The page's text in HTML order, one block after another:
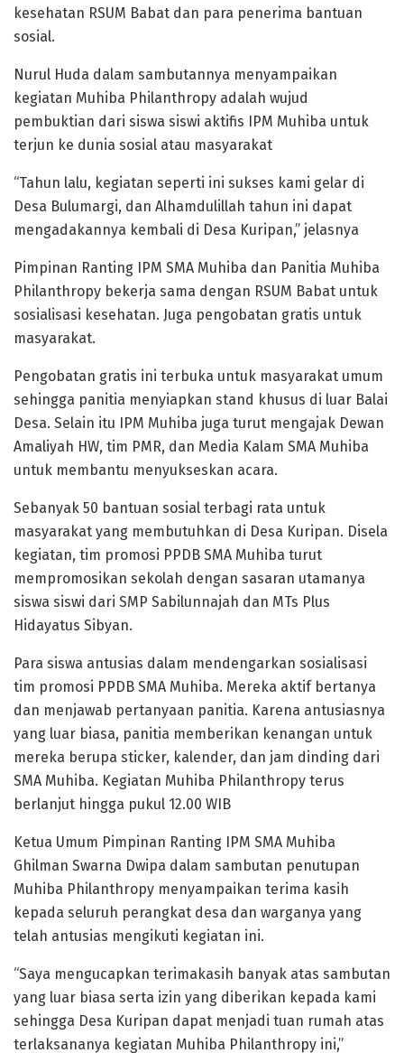
kesehatan RSUM Babat dan para penerima bantuan
sosial.
Nurul Huda dalam sambutannya menyampaikan
kegiatan Muhiba Philanthropy adalah wujud
pembuktian dari siswa siswi aktifis IPM Muhiba untuk
terjun ke dunia sosial atau masyarakat
“Tahun lalu, kegiatan seperti ini sukses kami gelar di
Desa Bulumargi, dan Alhamdulillah tahun ini dapat
mengadakannya kembali di Desa Kuripan,” jelasnya
Pimpinan Ranting IPM SMA Muhiba dan Panitia Muhiba
Philanthropy bekerja sama dengan RSUM Babat untuk
sosialisasi kesehatan. Juga pengobatan gratis untuk
masyarakat.
Pengobatan gratis ini terbuka untuk masyarakat umum
sehingga panitia menyiapkan stand khusus di luar Balai
Desa. Selain itu IPM Muhiba juga turut mengajak Dewan
Amaliyah HW, tim PMR, dan Media Kalam SMA Muhiba
untuk membantu menyukseskan acara.
Sebanyak 50 bantuan sosial terbagi rata untuk
masyarakat yang membutuhkan di Desa Kuripan. Disela
kegiatan, tim promosi PPDB SMA Muhiba turut
mempromosikan sekolah dengan sasaran utamanya
siswa siswi dari SMP Sabilunnajah dan MTs Plus
Hidayatus Sibyan.
Para siswa antusias dalam mendengarkan sosialisasi
tim promosi PPDB SMA Muhiba. Mereka aktif bertanya
dan menjawab pertanyaan panitia. Karena antusiasnya
yang luar biasa, panitia memberikan kenangan untuk
mereka berupa sticker, kalender, dan jam dinding dari
SMA Muhiba. Kegiatan Muhiba Philanthropy terus
berlanjut hingga pukul 12.00 WIB
Ketua Umum Pimpinan Ranting IPM SMA Muhiba
Ghilman Swarna Dwipa dalam sambutan penutupan
Muhiba Philanthropy menyampaikan terima kasih
kepada seluruh perangkat desa dan warganya yang
telah antusias mengikuti kegiatan ini.
“Saya mengucapkan terimakasih banyak atas sambutan
yang luar biasa serta izin yang diberikan kepada kami
sehingga Desa Kuripan dapat menjadi tuan rumah atas
terlaksananya kegiatan Muhiba Philanthropy ini,”